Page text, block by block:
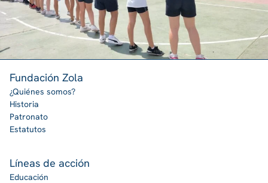
Fundación Zola
¿Quiénes somos?
Historia
Patronato
Estatutos
Líneas de acción
Educación